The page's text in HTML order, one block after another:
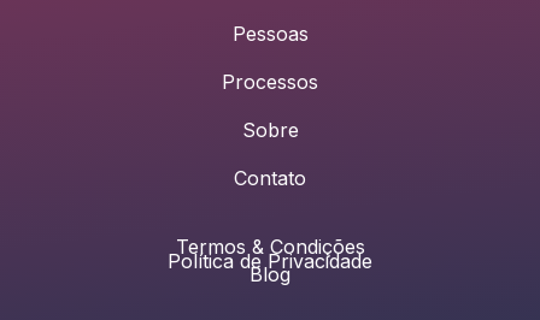
Pessoas
Processos
Sobre
Contato
Termos & Condições
Política de Privacidade
Blog